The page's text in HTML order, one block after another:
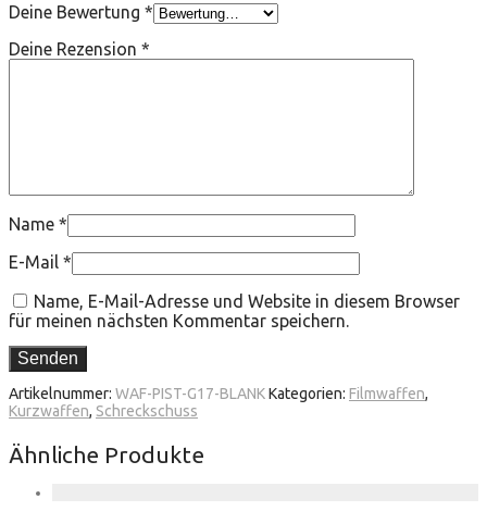
Deine Bewertung *
Deine Rezension *
Name *
E-Mail *
Name, E-Mail-Adresse und Website in diesem Browser
für meinen nächsten Kommentar speichern.
Artikelnummer: WAF-PIST-G17-BLANKKategorien: Filmwaffen,
Kurzwaffen, Schreckschuss
Ähnliche Produkte